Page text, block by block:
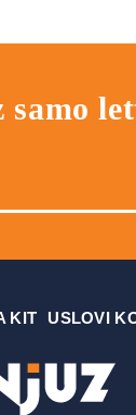
KIT USLOVI